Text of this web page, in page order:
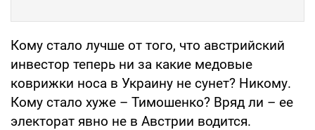
Кому стало лучше от того, что австрийский
инвестор теперь ни за какие медовые
коврижки носа в Украину не сунет? Никому.
Кому стало хуже – Тимошенко? Вряд ли – ее
электорат явно не в Австрии водится.